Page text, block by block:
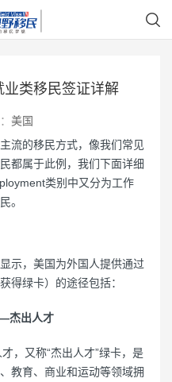
类移民签证详解
美国
流的移民方式，像我们常见
都属于此例，我们下面详细
类别中又分为工作
。
示，美国为外国人提供通过
得绿卡）的途径包括：
杰出人才
，又称“杰出人才”绿卡，是
教育、商业和运动等领域拥